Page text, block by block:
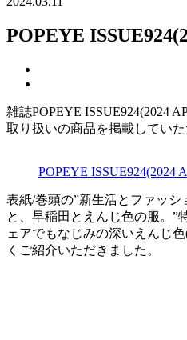
POPEYE
雑誌POPEYE ISSUE924(2024
取り扱いの商品を掲載していた
POPEYE ISSUE924(2024
表紙/巻頭の”新生活とファッ
と、早稲田とえんじ色の服。”
ェアでもなじみの深いえんじ
くご紹介いただきました。